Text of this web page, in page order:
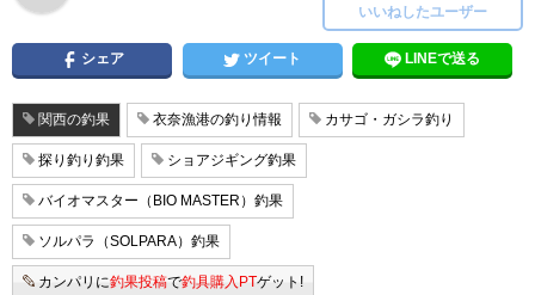
いいねしたユーザー
シェア ツイート LINEで送る
関西の釣果 衣奈漁港の釣り情報 カサゴ・ガシラ釣り
探り釣り釣果 ショアジギング釣果
バイオマスター（BIO MASTER）釣果
ソルパラ（SOLPARA）釣果
カンパリに釣果投稿で釣具購入PTゲット!